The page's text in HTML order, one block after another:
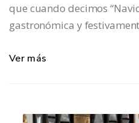
que cuando decimos
gastronómica y
Ver más